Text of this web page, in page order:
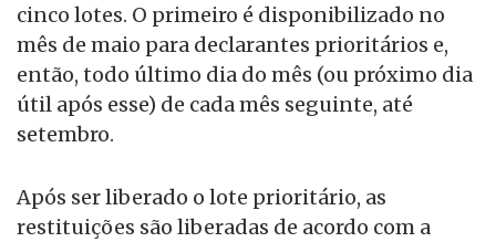
cinco lotes. O primeiro é disponibilizado no
mês de maio para declarantes prioritários e,
então, todo último dia do mês (ou próximo dia
útil após esse) de cada mês seguinte, até
setembro.
Após ser liberado o lote prioritário, as
restituições são liberadas de acordo com a